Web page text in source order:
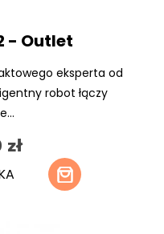
- Outlet
eksperta od
robot łączy
zł